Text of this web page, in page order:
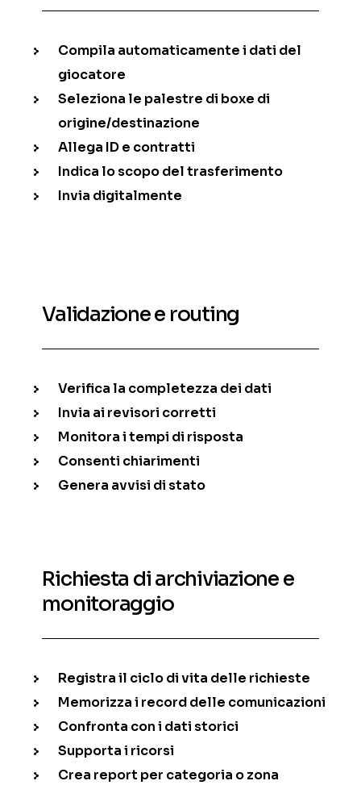
Compila automaticamente i dati del
giocatore
Seleziona le palestre di boxe di
origine/destinazione
Allega ID e contratti
Indica lo scopo del trasferimento
Invia digitalmente
Validazione e routing
Verifica la completezza dei dati
Invia ai revisori corretti
Monitora i tempi di risposta
Consenti chiarimenti
Genera avvisi di stato
Richiesta di archiviazione e
monitoraggio
Registra il ciclo di vita delle richieste
Memorizza i record delle comunicazioni
Confronta con i dati storici
Supporta i ricorsi
Crea report per categoria o zona